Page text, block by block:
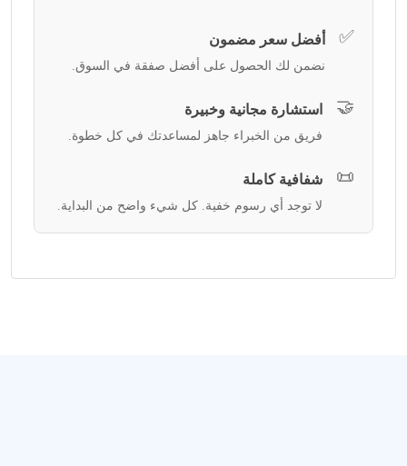
✅ أفضل سعر مضمون
نضمن لك الحصول على أفضل صفقة في السوق.
🤝 استشارة مجانية وخبيرة
فريق من الخبراء جاهز لمساعدتك في كل خطوة.
📜 شفافية كاملة
لا توجد أي رسوم خفية. كل شيء واضح من البداية.